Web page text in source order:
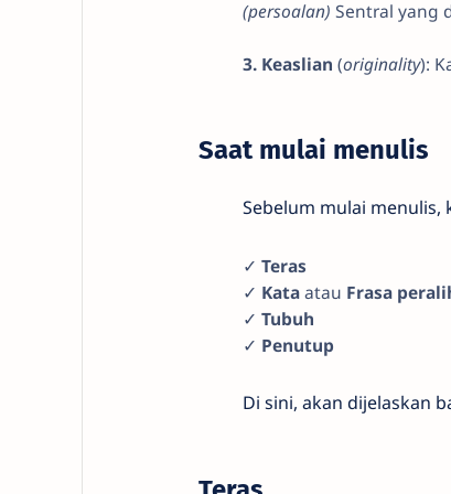
(persoalan) Sentral yang
3. Keaslian (originality):
Saat mulai menulis
Sebelum mulai menulis,
✓ Teras
✓ Kataatau Frasa
✓ Tubuh
✓ Penutup
Di sini, akan dijelaskan